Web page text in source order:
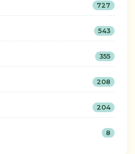
727
543
355
208
204
8